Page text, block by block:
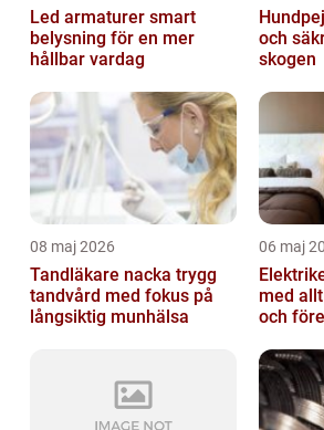
Led armaturer smart
belysning för en mer
hållbar vardag
Hundpejl tryggare
och
skogen
08 maj 2026
Tandläkare nacka trygg
tandvård med fokus på
långsiktig munhälsa
06 maj
med
och